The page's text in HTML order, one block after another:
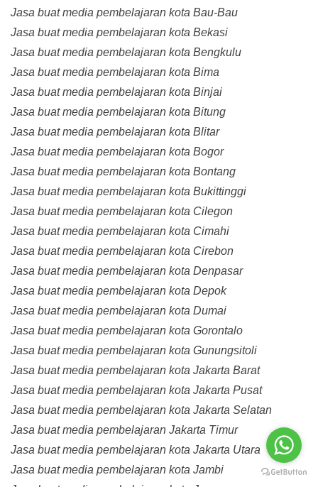
Jasa buat media pembelajaran kota Bau-Bau
Jasa buat media pembelajaran kota Bekasi
Jasa buat media pembelajaran kota Bengkulu
Jasa buat media pembelajaran kota Bima
Jasa buat media pembelajaran kota Binjai
Jasa buat media pembelajaran kota Bitung
Jasa buat media pembelajaran kota Blitar
Jasa buat media pembelajaran kota Bogor
Jasa buat media pembelajaran kota Bontang
Jasa buat media pembelajaran kota Bukittinggi
Jasa buat media pembelajaran kota Cilegon
Jasa buat media pembelajaran kota Cimahi
Jasa buat media pembelajaran kota Cirebon
Jasa buat media pembelajaran kota Denpasar
Jasa buat media pembelajaran kota Depok
Jasa buat media pembelajaran kota Dumai
Jasa buat media pembelajaran kota Gorontalo
Jasa buat media pembelajaran kota Gunungsitoli
Jasa buat media pembelajaran kota Jakarta Barat
Jasa buat media pembelajaran kota Jakarta Pusat
Jasa buat media pembelajaran kota Jakarta Selatan
Jasa buat media pembelajaran Jakarta Timur
Jasa buat media pembelajaran kota Jakarta Utara
Jasa buat media pembelajaran kota Jambi